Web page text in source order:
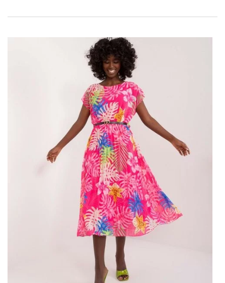
Zielono-beżowa sukienka z
wiązaniem na rękawach
Zielono-beżowa sukienka z wiązaniem na rękawach
wykonana jest z wysokogatunkowych materiałów, które
gwarantują trwałość i komfort użytkowania. Designerzy
postawili na subtelne połączenie kolorystyczne, które
doskonale wpisuje się w aktualnetrendy
rękawach dodają nie tylko charakteru, ale również
pozwalają na indywidualne dopasowanie sukienki.
Lekkość tkaniny sprawia, że jest ona idealna na cieplejsze
dni, ale sprawdzi się również podczas wieczornych wyjść.
Wybierając zakupy w naszej hurtowni bluzek na
FactoryPrice.eu, zyskujesz dostęp do szerokiej gamy
ubranianie tylko atrakcyjne wizualnie, ale
także wykonane z dbałością o każdy detal. Nasza
to nie tylko sukienki, ale również szeroki wybór bluzek,
oraz innych elementów garderoby, które
pozwolą Ci stworzyć wiele interesujących stylizacji.
FactoryPrice.eu to miejsce, gdzie
każda kobiota może znaleźć coś